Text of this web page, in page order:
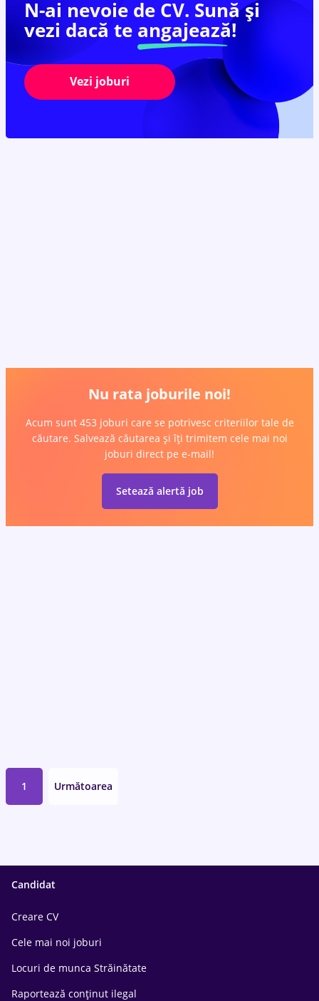
N-ai nevoie de CV. Sună și
vezi dacă te angajează!
Vezi joburi
Nu rata joburile noi!
Acum sunt 453 joburi care se potrivesc criteriilor tale de
căutare. Salvează căutarea și îți trimitem cele mai noi
joburi direct pe e-mail!
Setează alertă job
1 Următoarea
Candidat
Creare CV
Cele mai noi joburi
Locuri de munca Străinătate
Raportează conținut ilegal